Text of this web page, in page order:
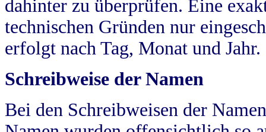
dahinter zu überprüfen. Eine
technischen Gründen nur
erfolgt nach Tag, Monat und Jahr.
Schreibweise der Namen
Bei den Schreibweisen der